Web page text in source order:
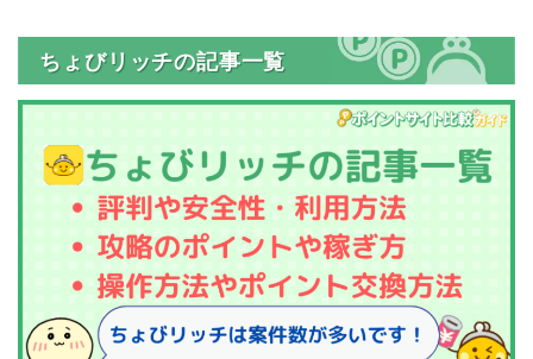
ちょびリッチの記事一覧